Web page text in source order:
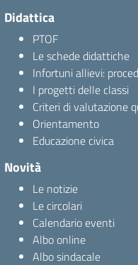
Didattica
PTOF
Le schede didattiche
Infortuni allievi:
I progetti delle classi
Criteri di valutazione
Orientamento
Educazione civica
Novità
Le notizie
Le circolari
Calendario eventi
Albo online
Albo sindacale